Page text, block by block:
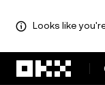
Looks like